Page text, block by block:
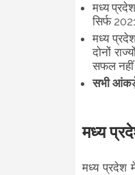
मध्य
सिर्फ
मध्य
दोनों
सफल नहीं
सभी आंकड़े
मध्य
मध्य प्रदेश